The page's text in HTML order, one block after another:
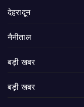
देहरादून
नैनीताल
बड़ी खबर
बड़ी खबर